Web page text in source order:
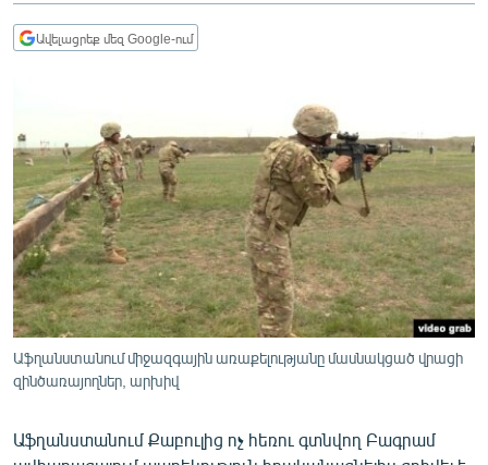
ՏՆՏԵՍՈՒԹՅՈՒՆ
ՏԱՐԱԾԱՇՐՋԱՆ
ՄԻՋԱԶԳԱՅԻՆ
ՄՇԱԿՈՒՅԹ
ՍՊՈՐՏ
ՄԵԿՆԱԲԱՆՈՒԹՅՈՒՆ
ՏՏ ԵՒ ԻՆՏԵՐՆԵՏ
ԿՈՐՈՆԱՎԻՐՈՒՍ
ՏԵՍԱՆՅՈՒԹԵՐ
Ավելացրեք մեզ Google-ում
Աֆղանստանում միջազգային առաքելությանը մասնակցած վրացի
զինծառայողներ, արխիվ
Աֆղանստանում Քաբուլից ոչ հեռու գտնվող Բագրամ